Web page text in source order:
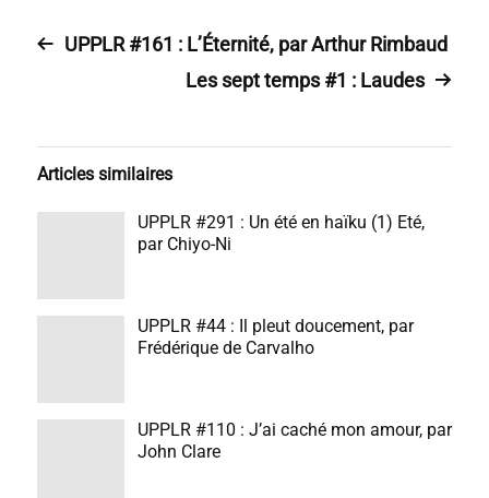
UPPLR #161 : L’Éternité, par Arthur Rimbaud
Les sept temps #1 : Laudes
Articles similaires
UPPLR #291 : Un été en haïku (1) Eté,
par Chiyo-Ni
UPPLR #44 : Il pleut doucement, par
Frédérique de Carvalho
UPPLR #110 : J’ai caché mon amour, par
John Clare